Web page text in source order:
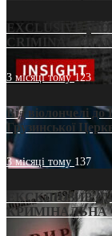
EXCLUSIVE
CRIMINAL
3 місяці тому123
Від віолончелі
Грузинської
3 місяці тому 137
ЕКСКЛЮЗИВ